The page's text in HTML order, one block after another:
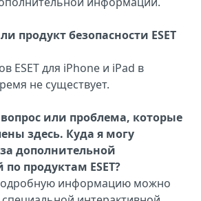
продукт безопасности ESET
ESET для iPhone и iPad в
не существует.
или проблема, которые
здесь. Куда я могу
дополнительной
продуктам ESET?
информацию можно